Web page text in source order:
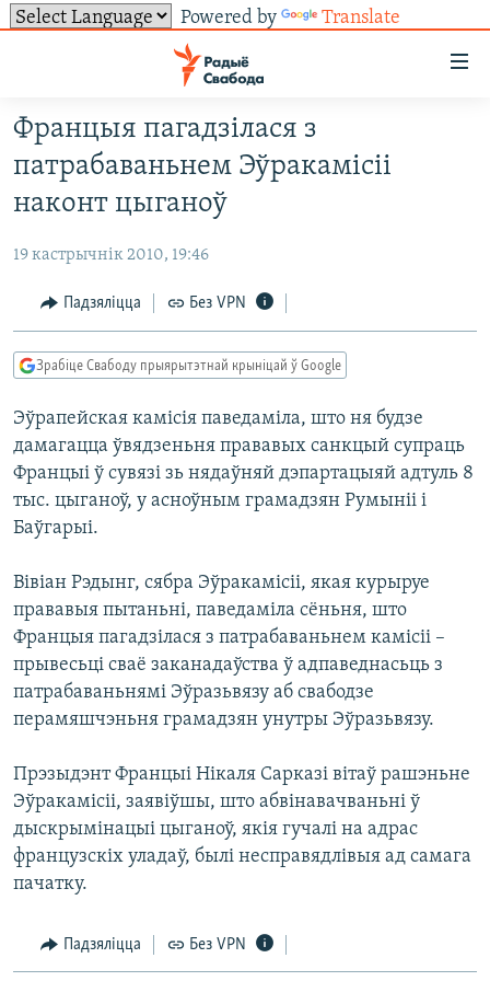
Powered by Translate
ўнівэрсальнага
доступу
да
галоўнага
Перайсьці
галоўнай
Перайсьці
пошуку
НАВІНЫ
УСЕ НАВІНЫ
ЛЮДЗІ
ПАЛІТЫКА
ВАЙНА
БЕЛАРУСЫ НА ВАЙНЕ
ПАЛІТВЯЗЬНІ
КУЛЬТУРА
КАЛЯНДАР
ТОЛЬКІ НА СВАБОДЗЕ
БЛОГІ
ГІСТОРЫЯ НА СВАБОДЗЕ
КНІГІ
АЎДЫЁКНІГІ
МОВА
НА ХВАЛЯХ СВАБОДЫ
АБЫСЬЦІ БЛЯКАВАНЬНЕ
ПАДЗЯЛІЦЦА ІНФАРМАЦЫЯЙ
ПАДПІСАЦЦА
RSS
FACEBOOK
TWITTER
Усе сайты РС/РСЭ
Францыя пагадзілася з
патрабаваньнем Эўракамісіі
наконт цыганоў
19 кастрычнік 2010, 19:46
Падзяліцца Без VPN
Зрабіце Свабоду прыярытэтнай крыніцай ў Google
Эўрапейская камісія паведаміла, што ня будзе
дамагацца ўвядзеньня прававых санкцый супраць
Францыі ў сувязі зь нядаўняй дэпартацыяй адтуль 8
тыс. цыганоў, у асноўным грамадзян Румыніі і
Баўгарыі.
Вівіан Рэдынг, сябра Эўракамісіі, якая курыруе
прававыя пытаньні, паведаміла сёньня, што
Францыя пагадзілася з патрабаваньнем камісіі –
прывесьці сваё заканадаўства ў адпаведнасьць з
патрабаваньнямі Эўразьвязу аб свабодзе
перамяшчэньня грамадзян унутры Эўразьвязу.
Прэзыдэнт Францыі Нікаля Сарказі вітаў рашэньне
Эўракамісіі, заявіўшы, што абвінавачваньні ў
дыскрымінацыі цыганоў, якія гучалі на адрас
французскіх уладаў, былі несправядлівыя ад самага
пачатку.
Падзяліцца Без VPN